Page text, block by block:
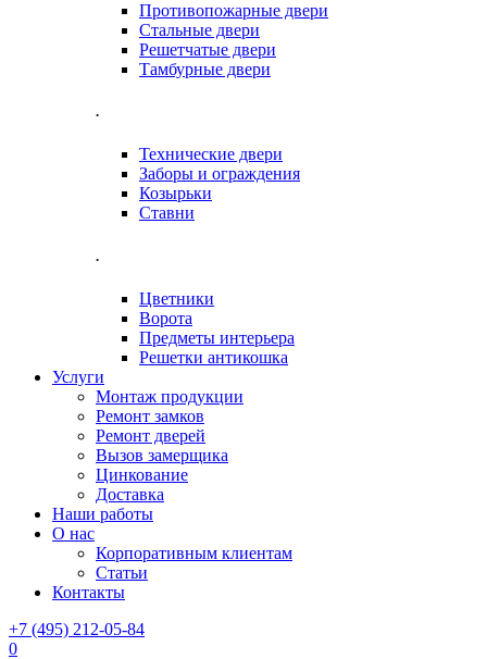
Противопожарные двери
Стальные двери
Решетчатые двери
Тамбурные двери
.
Технические двери
Заборы и ограждения
Козырьки
Ставни
.
Цветники
Ворота
Предметы интерьера
Решетки антикошка
Услуги
Монтаж продукции
Ремонт замков
Ремонт дверей
Вызов замерщика
Цинкование
Доставка
Наши работы
О нас
Корпоративным клиентам
Статьи
Контакты
+7 (495) 212-05-84
0